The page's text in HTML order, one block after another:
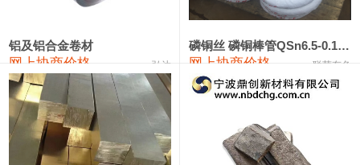
18,900—19,100 19,000 100
1#电解锰(99.7%袋装) 18,000—18,200 18,100 100
1#铬 60,000—82,000
553#硅 9,300—9,500
441#硅 9,600—9,800 9,700
铝及铝合金卷材
网上协商价格 弘达
磷铜丝 磷铜棒管QSn6.5-0.1 7-0.2 8-0.3
网上协商价格 联荣有色